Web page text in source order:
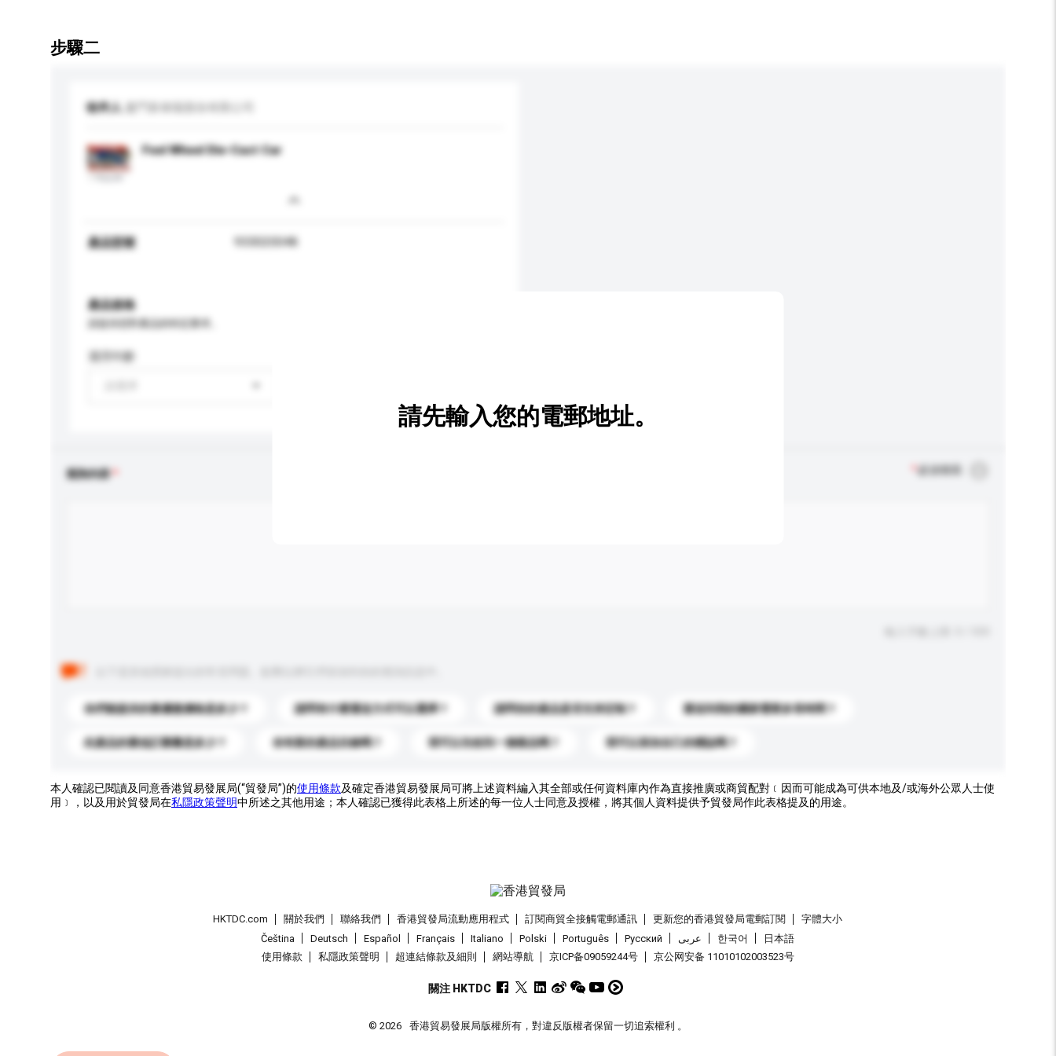
步驟二
收件人
Feel Wheel Die-Cast Car
產品型號 933020048
產品規格
適用年齡
查詢內容
你們能提供的最優惠價格是多少？ 請問有什麼運送方式可以選擇？ 請問你的產品是否支持定制？ 運送到我的國家需要多長時間？
此產品的最低訂購量是多少？ 你有新的產品目錄嗎？ 我可以先收到一個樣品嗎？ 我可以添加自己的標誌嗎？
請先輸入您的電郵地址。
本人確認已閱讀及同意香港貿易發展局(“貿發局”)的使用條款及確定香港貿易發展局可將上述資料編入其全部或任何資料庫內作為直接推廣或商貿配對﹝因而可能成為可供本地及/或海外公眾人士使
用﹞，以及用於貿發局在私隱政策聲明中所述之其他用途；本人確認已獲得此表格上所述的每一位人士同意及授權，將其個人資料提供予貿發局作此表格提及的用途。
HKTDC.com 關於我們 聯絡我們 香港貿發局流動應用程式 訂閱商貿全接觸電郵通訊 更新您的香港貿發局電郵訂閱
字體大小
Čeština
Deutsch Español Français Italiano Polski Português Pусский عربى 한국어
日本語
使用條款
私隱政策聲明 超連結條款及細則 網站導航 京ICP备09059244号 京公网安备 11010102003523号
關注 HKTDC
© 2026 香港貿易發展局版權所有，對違反版權者保留一切追索權利 。